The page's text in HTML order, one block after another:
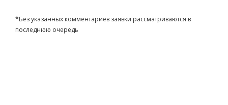
*Без указанных комментариев заявки рассматриваются в
последнюю очередь